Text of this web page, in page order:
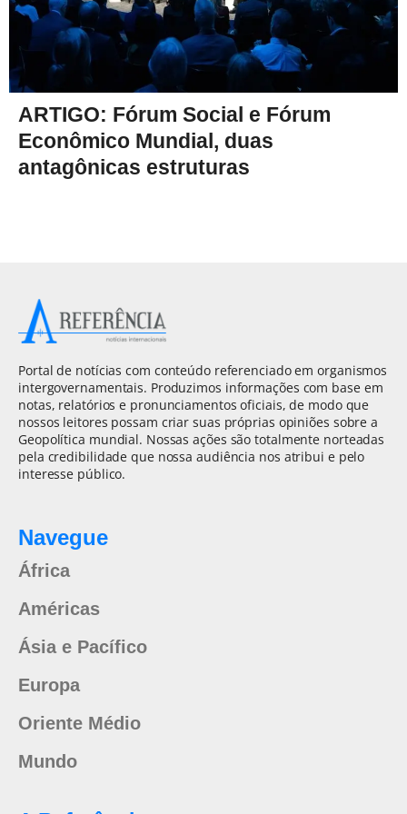
ARTIGO: Fórum Social e Fórum
Econômico Mundial, duas
antagônicas estruturas
Portal de notícias com conteúdo referenciado em organismos
intergovernamentais. Produzimos informações com base em
notas, relatórios e pronunciamentos oficiais, de modo que
nossos leitores possam criar suas próprias opiniões sobre a
Geopolítica mundial. Nossas ações são totalmente norteadas
pela credibilidade que nossa audiência nos atribui e pelo
interesse público.
Navegue
África
Américas
Ásia e Pacífico
Europa
Oriente Médio
Mundo